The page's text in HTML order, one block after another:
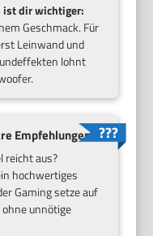
ist dir wichtiger:
Geschmack. Für
Leinwand und
lohnt
Empfehlungen
reicht aus?
hochwertiges
Gaming setze auf
ohne unnötige